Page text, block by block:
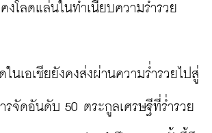
งโลดแล่นในทำเนียบความร่ำรวย
นเอเชียยังคงส่งผ่านความร่ำรวยไปสู่
จัดอันดับ 50 ตระกูลเศรษฐีที่ร่ำรวย